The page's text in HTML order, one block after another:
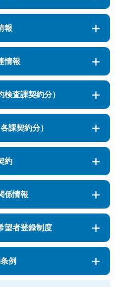
報
情報
査課契約分）
課契約分）
約
係情報
望者登録制度
例